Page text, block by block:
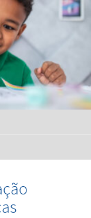
que podem ser
das famílias,